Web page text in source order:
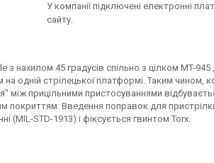
У компанії підключені електронні
сайту.
з нахилом 45 градусів спільно з цілком MT-
одній стрілецької платформі. Таким чином,
між прицільними пристосуваннями
покриттям. Введення поправок для
(MIL-STD-1913) і фіксується гвинтом Torx.